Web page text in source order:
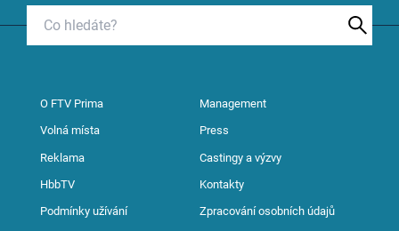
O FTV Prima Management
Volná místa Press
Reklama Castingy a výzvy
HbbTV Kontakty
Podmínky užívání Zpracování osobních údajů